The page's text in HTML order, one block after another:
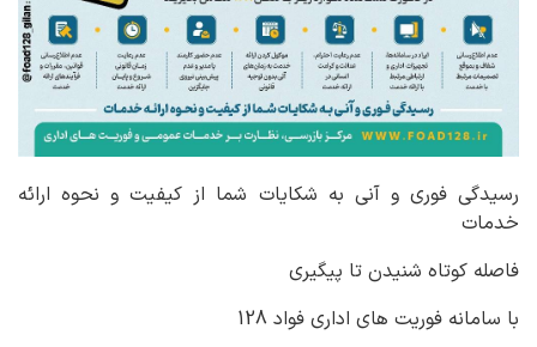
رسیدگی فوری و آنی به شکایات شما از کیفیت و نحوه ارائه
خدمات
فاصله کوتاه شنیدن تا پیگیری
با سامانه فوریت های اداری فواد 128